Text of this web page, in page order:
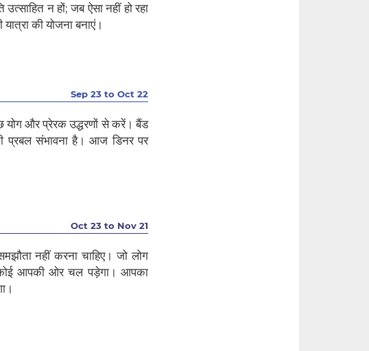
न हों; जब ऐसा नहीं हो रहा
की योजना बनाएं।
Sep 23 to Oct 22
और प्रेरक उद्धरणों से करें। बैंड
प्रबल संभावना है। आज डिनर पर
Oct 23 to Nov 21
नहीं करना चाहिए। जो लोग
आपकी ओर चल पड़ेगा। आपका